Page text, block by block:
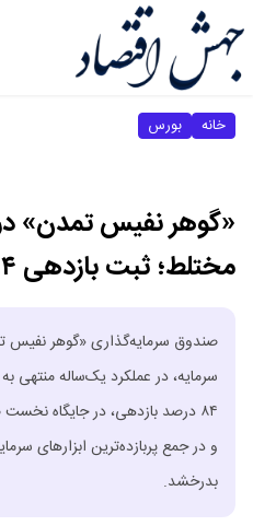
خانه بورس
«گوهر نفیس تمدن»
مختلط؛ ثبت بازدهی ۸۴ درصدی در یک‌سال
صندوق سرمایه‌گذاری «گوهر نفیس
۸۴ درصد بازدهی، در جایگاه
و در جمع پربازده‌ترین ابزارهای
بدرخشد.